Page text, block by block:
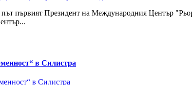
първият Президент на Международния Център
в Силистра